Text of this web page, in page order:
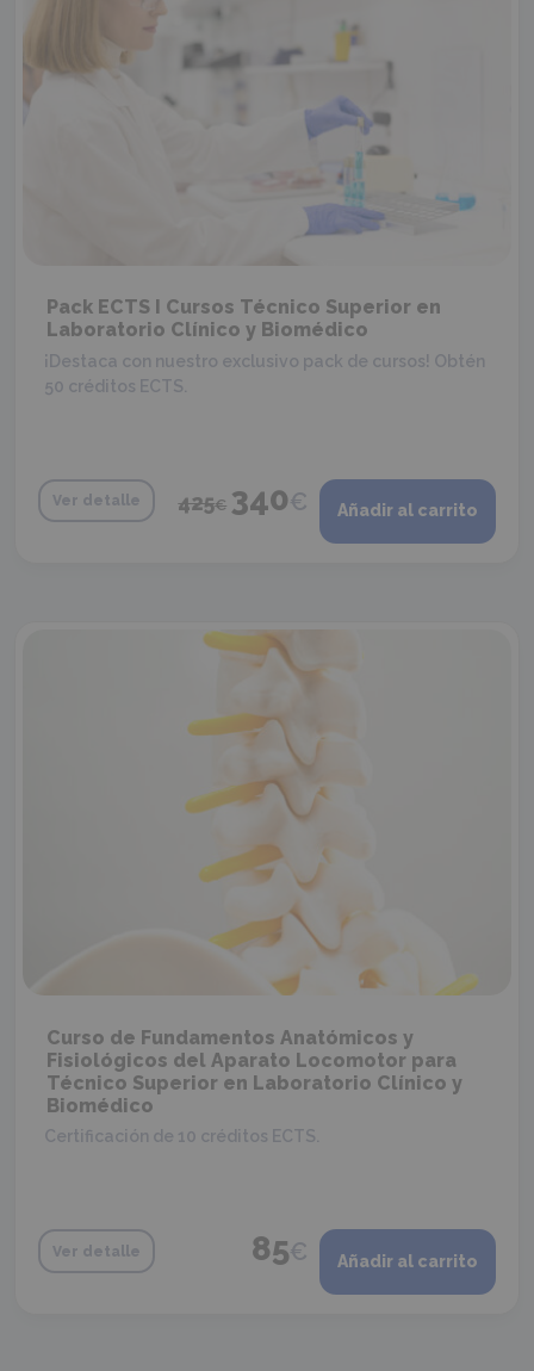
Pack ECTS I Cursos Técnico Superior en
Laboratorio Clínico y Biomédico
¡Destaca con nuestro exclusivo pack de cursos! Obtén
50 créditos ECTS.
Ver detalle 425€
El
precio
340€ El
precio
actual
Añadir al carrito
Curso de Fundamentos Anatómicos y
Fisiológicos del Aparato Locomotor para
Técnico Superior en Laboratorio Clínico y
Biomédico
Certificación de 10 créditos ECTS.
Ver detalle 85€ Añadir al carrito